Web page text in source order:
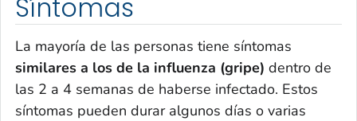
Síntomas
La mayoría de las personas tiene síntomas
similares a los de la influenza (gripe) dentro de
las 2 a 4 semanas de haberse infectado. Estos
síntomas pueden durar algunos días o varias